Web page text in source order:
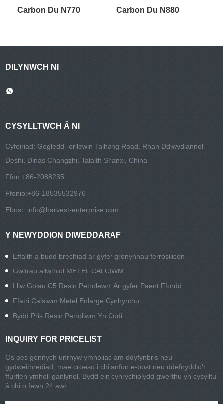
Carbon Du N770 Carbon Du N880
DILYNWCH NI
CYSYLLTWCH Â NI
Cyfeiriad: Gogledd -orllewin Taihang Road, Rhan Ddiwydiannol
Deshi, Dinas Changzhi, Talaith Shanxi, China
Ffon:+86-2088235
Ffonio:+86-18535532976
Ebost: info@harvest-enterprise.com
Y NEWYDDION DIWEDDARAF
Effaith a budd brechiad ar gyfer gronynnau ferrosilicon
Gwifrau allwthiol METEL CALCIWM
Lliw Golau C5 Resin Petrolewm Ar gyfer Paent Ffordd
Ffatri Calsiwm Metel Enlarge Cynhyrchu
Bydd Pris Resin Petroliwm Yn Codi
INQUIRY FOR PRICELIST
Os oes gennych unrhyw ymholiad am ddyfynbris neu
gydweithrediad, mae croeso i chi anfon e-bost neu ddefnyddio'r
ffurflen ymholi ganlynol. Bydd ein cynrychiolydd gwerthu yn cysylltu
â chi o fewn 24 awr.